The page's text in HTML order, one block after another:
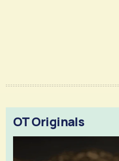
OT Originals